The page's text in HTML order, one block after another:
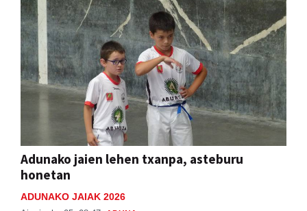
Adunako jaien lehen txanpa, asteburu
honetan
ADUNAKO JAIAK 2026